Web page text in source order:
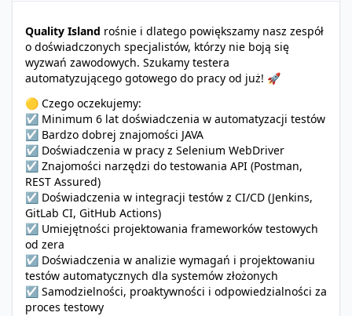
Quality Island rośnie i dlatego powiększamy nasz zespół
o doświadczonych specjalistów, którzy nie boją się
wyzwań zawodowych. Szukamy testera
automatyzującego gotowego do pracy od już! 🚀
🟡 Czego oczekujemy:
☑️ Minimum 6 lat doświadczenia w automatyzacji testów
☑️ Bardzo dobrej znajomości JAVA
☑️ Doświadczenia w pracy z Selenium WebDriver
☑️ Znajomości narzędzi do testowania API (Postman,
REST Assured)
☑️ Doświadczenia w integracji testów z CI/CD (Jenkins,
GitLab CI, GitHub Actions)
☑️ Umiejętności projektowania frameworków testowych
od zera
☑️ Doświadczenia w analizie wymagań i projektowaniu
testów automatycznych dla systemów złożonych
☑️ Samodzielności, proaktywności i odpowiedzialności za
proces testowy